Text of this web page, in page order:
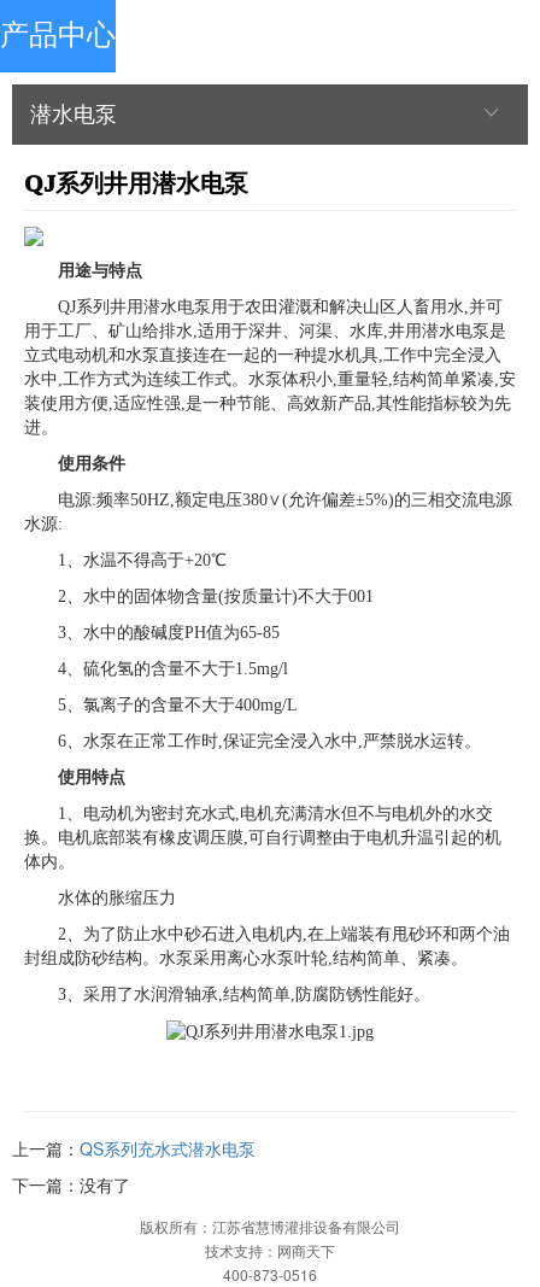
产品中心
潜水电泵
QJ系列井用潜水电泵
用途与特点
QJ系列井用潜水电泵用于农田灌溉和解决山区人畜用水,并可
用于工厂、矿山给排水,适用于深井、河渠、水库,井用潜水电泵是
立式电动机和水泵直接连在一起的一种提水机具,工作中完全浸入
水中,工作方式为连续工作式。 水泵体积小,重量轻,结构简单紧凑,安
装使用方便,适应性强,是一种节能、高效新产品,其性能指标较为先
进。
使用条件
电源:频率50HZ,额定电压380∨(允许偏差±5%)的三相交流电源
水源:
1、水温不得高于+20℃
2、水中的固体物含量(按质量计)不大于001
3、水中的酸碱度PH值为65-85
4、硫化氢的含量不大于1.5mg/l
5、氯离子的含量不大于400mg/L
6、水泵在正常工作时,保证完全浸入水中,严禁脱水运转。
使用特点
1、电动机为密封充水式,电机充满清水但不与电机外的水交
换。电机底部装有橡皮调压膜,可自行调整由于电机升温引起的机
体内。
水体的胀缩压力
2、为了防止水中砂石进入电机内,在上端装有甩砂环和两个油
封组成防砂结构。水泵采用离心水泵叶轮,结构简单、紧凑。
3、采用了水润滑轴承,结构简单,防腐防锈性能好。
上一篇： QS系列充水式潜水电泵
下一篇：没有了
版权所有：江苏省慧博灌排设备有限公司
技术支持：网商天下
400-873-0516